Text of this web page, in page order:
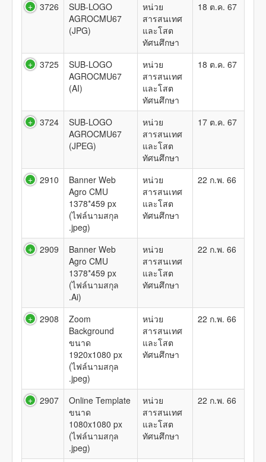
3726
SUB-LOGO
AGROCMU67
(JPG)
หน่วย
สารสนเทศ
และโสต
ทัศนศึกษา
18 ต.ค. 67
3725
SUB-LOGO
AGROCMU67
(AI)
หน่วย
สารสนเทศ
และโสต
ทัศนศึกษา
18 ต.ค. 67
3724
SUB-LOGO
AGROCMU67
(JPEG)
หน่วย
สารสนเทศ
และโสต
ทัศนศึกษา
17 ต.ค. 67
2910
Banner Web
Agro CMU
1378*459 px
(ไฟล์นามสกุล
.jpeg)
หน่วย
สารสนเทศ
และโสต
ทัศนศึกษา
22 ก.พ. 66
2909
Banner Web
Agro CMU
1378*459 px
(ไฟล์นามสกุล
.Ai)
หน่วย
สารสนเทศ
และโสต
ทัศนศึกษา
22 ก.พ. 66
2908
Zoom
Background
ขนาด
1920x1080 px
(ไฟล์นามสกุล
.jpeg)
หน่วย
สารสนเทศ
และโสต
ทัศนศึกษา
22 ก.พ. 66
2907
Online Template
ขนาด
1080x1080 px
(ไฟล์นามสกุล
.jpeg)
หน่วย
สารสนเทศ
และโสต
ทัศนศึกษา
22 ก.พ. 66